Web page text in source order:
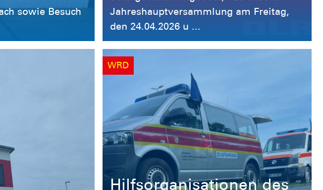
WRD
Hilfsorganisationen des
Bevölkerungsschutzes
üben das Fahren im